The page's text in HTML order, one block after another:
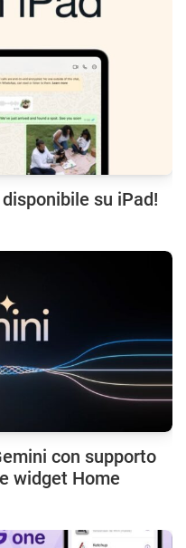
su iPad!
con supporto
widget Home